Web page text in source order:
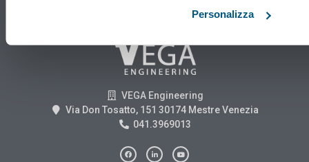
Personalizza
VEGA Engineering
Via Don Tosatto, 151 30174 Mestre Venezia
041.3969013